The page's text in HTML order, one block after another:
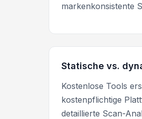
markenkonsistente
Statische vs.
Kostenlose Tools
kostenpflichtige
detaillierte Scan-